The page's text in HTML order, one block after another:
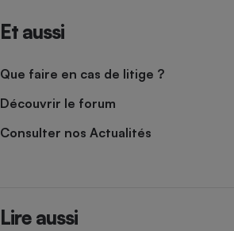
Et aussi
Que faire en cas de litige ?
Découvrir le forum
Consulter nos Actualités
Lire aussi